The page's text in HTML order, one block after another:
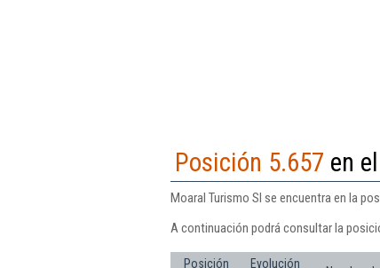
Posición 5.657 en
Moaral Turismo Sl se encuentra en la
A continuación podrá consultar la
Posición Evolución